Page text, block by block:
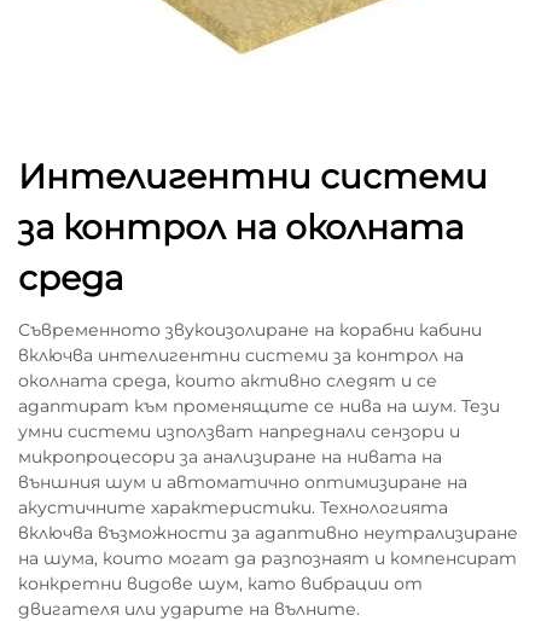
Интелигентни системи
за контрол на околната
среда
Съвременното звукоизолиране на корабни кабини
включва интелигентни системи за контрол на
околната среда, които активно следят и се
адаптират към променящите се нива на шум. Тези
умни системи използват напреднали сензори и
микропроцесори за анализиране на нивата на
външния шум и автоматично оптимизиране на
акустичните характеристики. Технологията
включва възможности за адаптивно неутрализиране
на шума, които могат да разпознаят и компенсират
конкретни видове шум, като вибрации от
двигателя или ударите на вълните.